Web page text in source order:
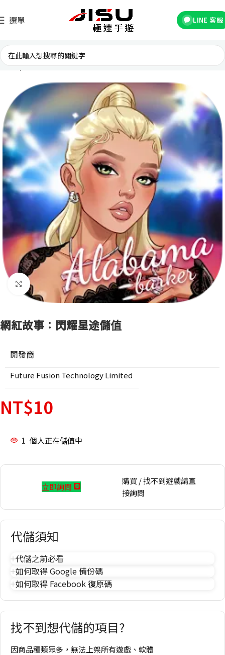
選單 LINE 客服
首頁 國際遊戲
點擊放大
網紅故事：閃耀星途儲值
開發商
Future Fusion Technology Limited
NT$10
1 個人正在儲值中
立即詢問
購買 / 找不到遊戲請直
接詢問
代儲須知
代儲之前必看
如何取得 Google 備份碼
如何取得 Facebook 復原碼
找不到想代儲的項目?
因商品種類眾多，無法上架所有遊戲、軟體